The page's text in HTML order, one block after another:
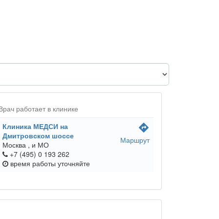
работает в клинике
Клиника МЕДСИ на
Дмитровском шоссе
Москва , и МО
+7 (495) 0 193 262
время работы уточняйте
directions
Маршрут